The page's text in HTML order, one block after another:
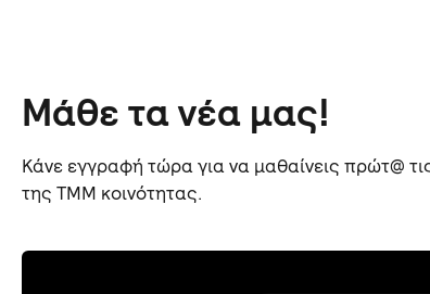
Μάθε τα νέα μας!
Κάνε εγγραφή τώρα για να μαθαίνεις πρώτ@
της TMM κοινότητας.